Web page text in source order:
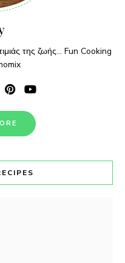
της ζωής... Fun Cooking